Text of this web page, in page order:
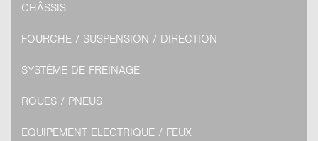
CHÂSSIS
FOURCHE / SUSPENSION / DIRECTION
SYSTÈME DE FREINAGE
ROUES / PNEUS
EQUIPEMENT ELECTRIQUE / FEUX